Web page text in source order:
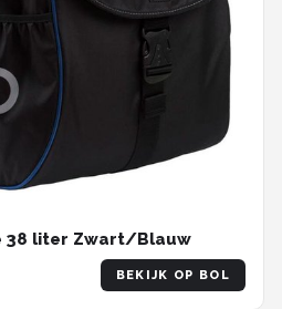
38 liter Zwart/Blauw
BEKIJK OP BOL